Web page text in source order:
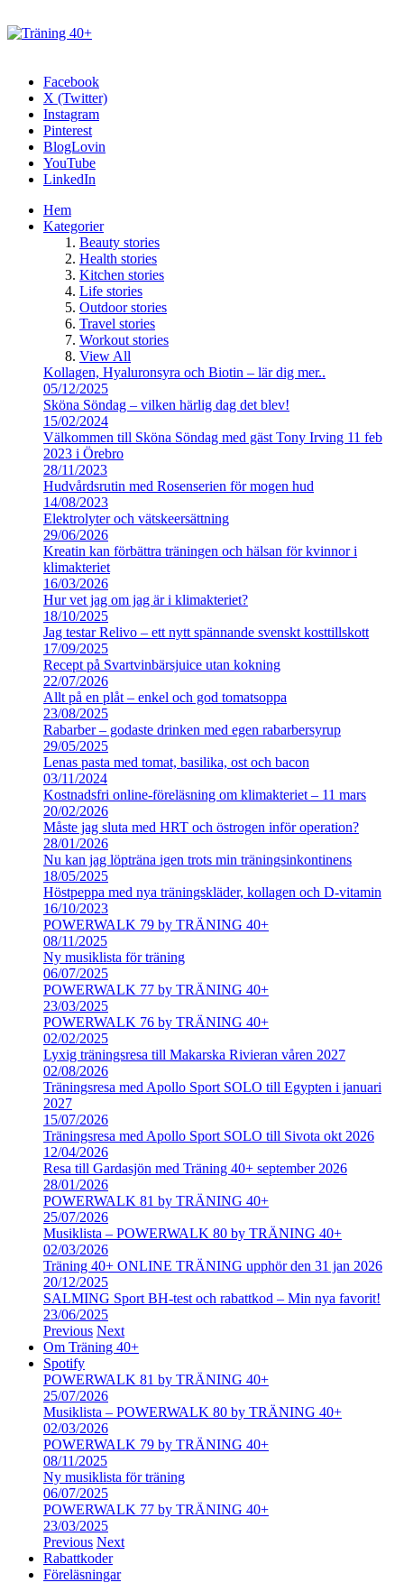
Facebook
X (Twitter)
Instagram
Pinterest
BlogLovin
YouTube
LinkedIn
Hem
Kategorier
Beauty stories
Health stories
Kitchen stories
Life stories
Outdoor stories
Travel stories
Workout stories
View All
Kollagen, Hyaluronsyra och Biotin – lär dig mer..
05/12/2025
Sköna Söndag – vilken härlig dag det blev!
15/02/2024
Välkommen till Sköna Söndag med gäst Tony Irving 11 feb
2023 i Örebro
28/11/2023
Hudvårdsrutin med Rosenserien för mogen hud
14/08/2023
Elektrolyter och vätskeersättning
29/06/2026
Kreatin kan förbättra träningen och hälsan för kvinnor i
klimakteriet
16/03/2026
Hur vet jag om jag är i klimakteriet?
18/10/2025
Jag testar Relivo – ett nytt spännande svenskt kosttillskott
17/09/2025
Recept på Svartvinbärsjuice utan kokning
22/07/2026
Allt på en plåt – enkel och god tomatsoppa
23/08/2025
Rabarber – godaste drinken med egen rabarbersyrup
29/05/2025
Lenas pasta med tomat, basilika, ost och bacon
03/11/2024
Kostnadsfri online-föreläsning om klimakteriet – 11 mars
20/02/2026
Måste jag sluta med HRT och östrogen inför operation?
28/01/2026
Nu kan jag löpträna igen trots min träningsinkontinens
18/05/2025
Höstpeppa med nya träningskläder, kollagen och D-vitamin
16/10/2023
POWERWALK 79 by TRÄNING 40+
08/11/2025
Ny musiklista för träning
06/07/2025
POWERWALK 77 by TRÄNING 40+
23/03/2025
POWERWALK 76 by TRÄNING 40+
02/02/2025
Lyxig träningsresa till Makarska Rivieran våren 2027
02/08/2026
Träningsresa med Apollo Sport SOLO till Egypten i januari
2027
15/07/2026
Träningsresa med Apollo Sport SOLO till Sivota okt 2026
12/04/2026
Resa till Gardasjön med Träning 40+ september 2026
28/01/2026
POWERWALK 81 by TRÄNING 40+
25/07/2026
Musiklista – POWERWALK 80 by TRÄNING 40+
02/03/2026
Träning 40+ ONLINE TRÄNING upphör den 31 jan 2026
20/12/2025
SALMING Sport BH-test och rabattkod – Min nya favorit!
23/06/2025
Previous Next
Om Träning 40+
Spotify
POWERWALK 81 by TRÄNING 40+
25/07/2026
Musiklista – POWERWALK 80 by TRÄNING 40+
02/03/2026
POWERWALK 79 by TRÄNING 40+
08/11/2025
Ny musiklista för träning
06/07/2025
POWERWALK 77 by TRÄNING 40+
23/03/2025
Previous Next
Rabattkoder
Föreläsningar